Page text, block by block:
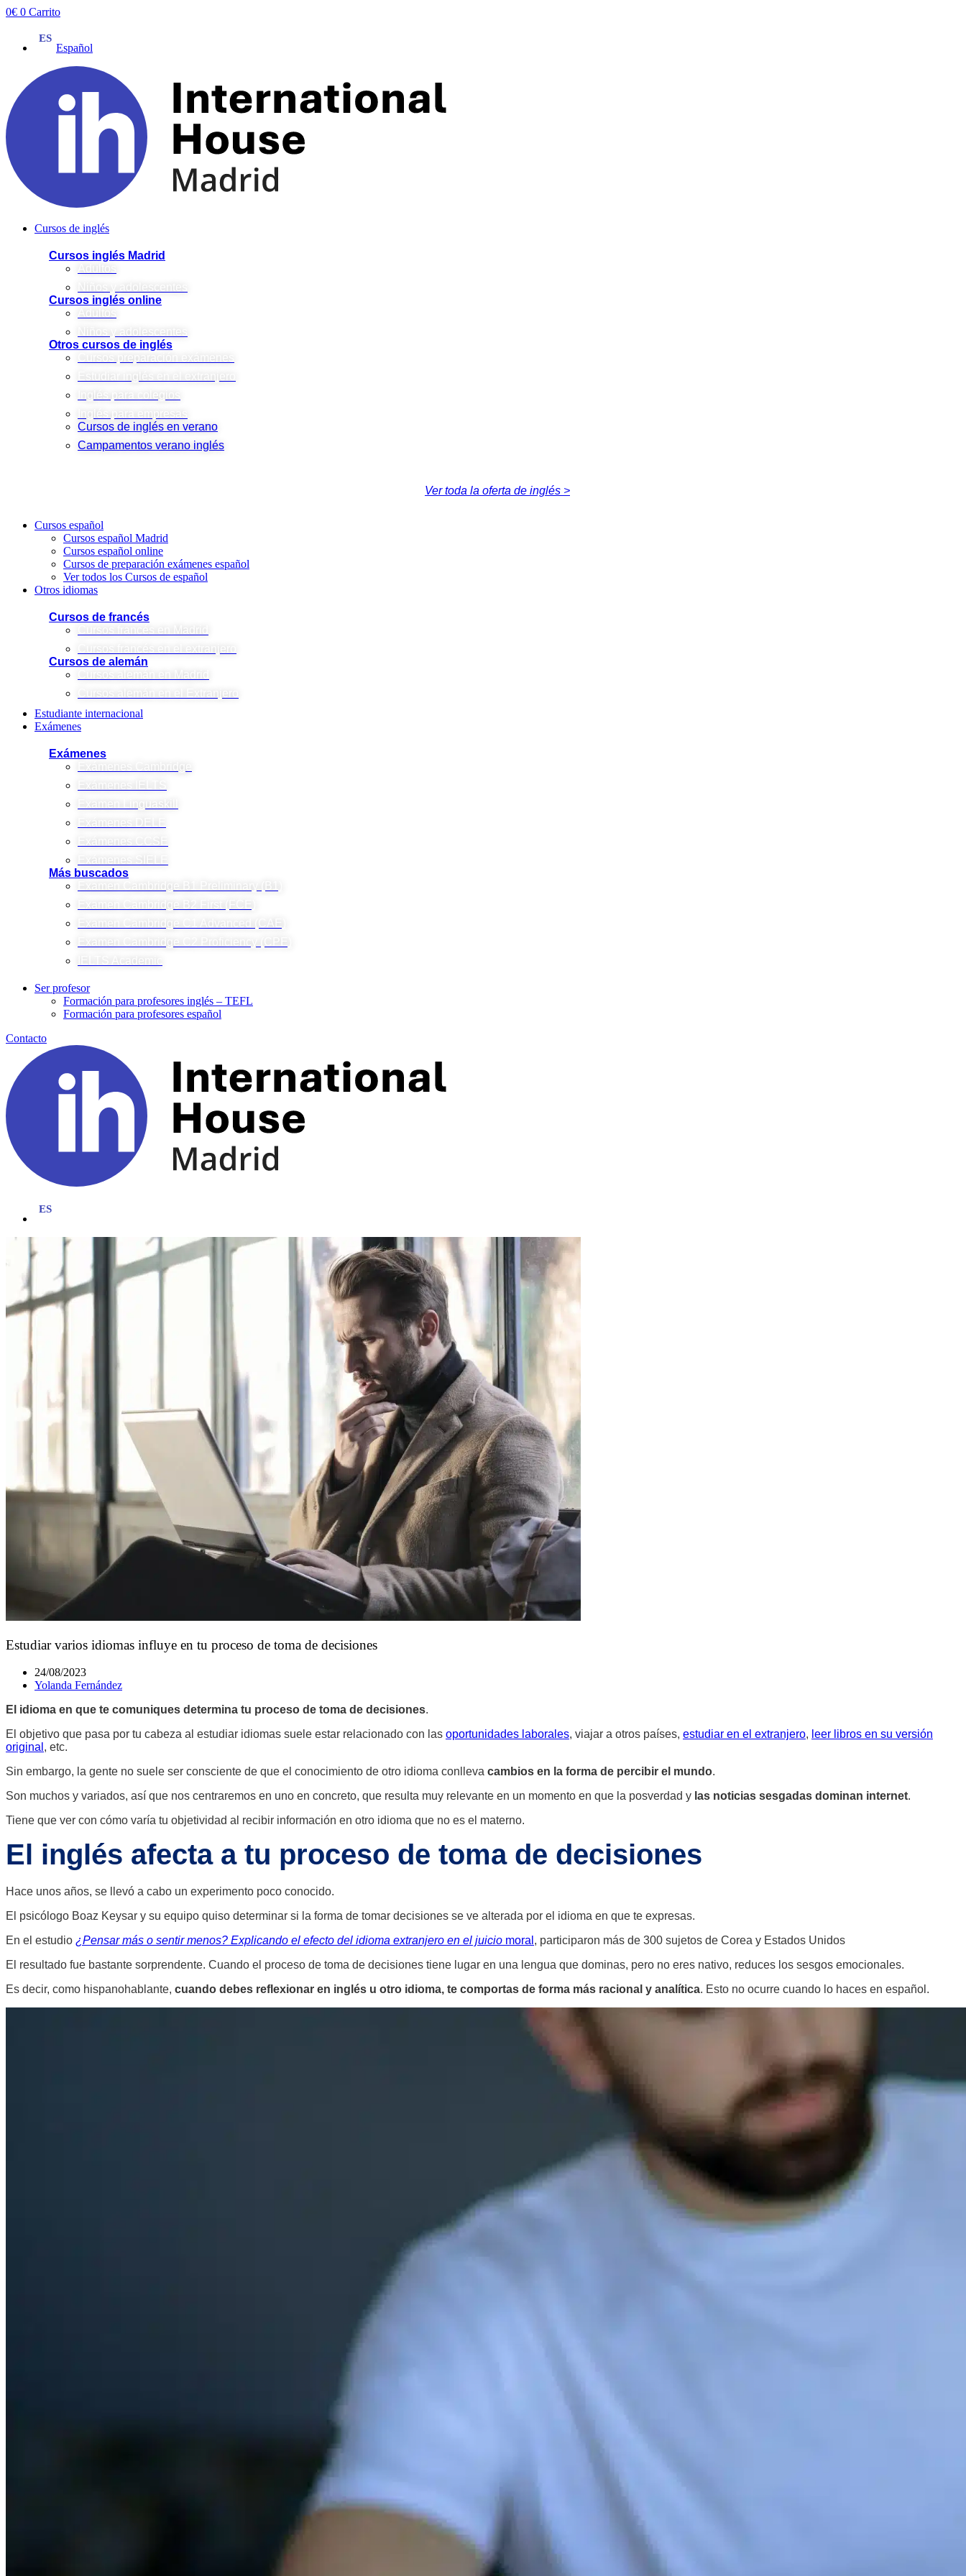
Ir
contenido
0€ 0 Carrito
Español
Cursos de inglés
Cursos inglés Madrid
Adultos
Niños y adolescentes
Cursos inglés online
Adultos
Niños y adolescentes
Otros cursos de inglés
Cursos preparación exámenes
Estudiar inglés en el extranjero
Inglés para colegios
Inglés para empresas
Cursos de inglés en verano
Campamentos verano inglés
Ver toda la oferta de inglés >
Cursos español
Cursos español Madrid
Cursos español online
Cursos de preparación exámenes español
Ver todos los Cursos de español
Otros idiomas
Cursos de francés
Cursos francés en Madrid
Cursos de alemán
Cursos alemán en Madrid
Cursos alemán en el Extranjero
Estudiante internacional
Exámenes
Exámenes
Exámenes Cambridge
Exámenes IELTS
Examen Linguaskill
Exámenes DELE
Exámenes CCSE
Exámenes SIELE
Más buscados
Examen Cambridge B1 Preliminary (B1)
Examen Cambridge B2 First (FCE)
Examen Cambridge C1 Advanced (CAE)
Examen Cambridge C2 Proficiency (CPE)
IELTS Academic
Ser profesor
Formación para profesores inglés – TEFL
Formación para profesores español
Contacto
Estudiar varios idiomas influye en tu proceso de toma de decisiones
24/08/2023
Yolanda Fernández
El idioma en que te comuniques determina tu proceso de toma de decisiones.
El objetivo que pasa por tu cabeza al estudiar idiomas suele estar relacionado con las oportunidades laborales, viajar a otros países, estudiar en el extranjero, leer libros en su versión
original , etc.
Sin embargo, la gente no suele ser consciente de que el conocimiento de otro idioma conlleva cambios en la forma de percibir el mundo.
Son muchos y variados, así que nos centraremos en uno en concreto, que resulta muy relevante en un momento en que la posverdad y las noticias sesgadas dominan internet.
Tiene que ver con cómo varía tu objetividad al recibir información en otro idioma que no es el materno.
El inglés afecta a tu proceso de toma de decisiones
Hace unos años, se llevó a cabo un experimento poco conocido.
El psicólogo Boaz Keysar y su equipo quiso determinar si la forma de tomar decisiones se ve alterada por el idioma en que te expresas.
En el estudio ¿Pensar más o sentir menos? Explicando el efecto del idioma extranjero en el juicio moral , participaron más de 300 sujetos de Corea y Estados Unidos
El resultado fue bastante sorprendente. Cuando el proceso de toma de decisiones tiene lugar en una lengua que dominas, pero no eres nativo, reduces los sesgos emocionales.
Es decir, como hispanohablante, cuando debes reflexionar en inglés u otro idioma, te comportas de forma más racional y analítica. Esto no ocurre cuando lo haces en español.